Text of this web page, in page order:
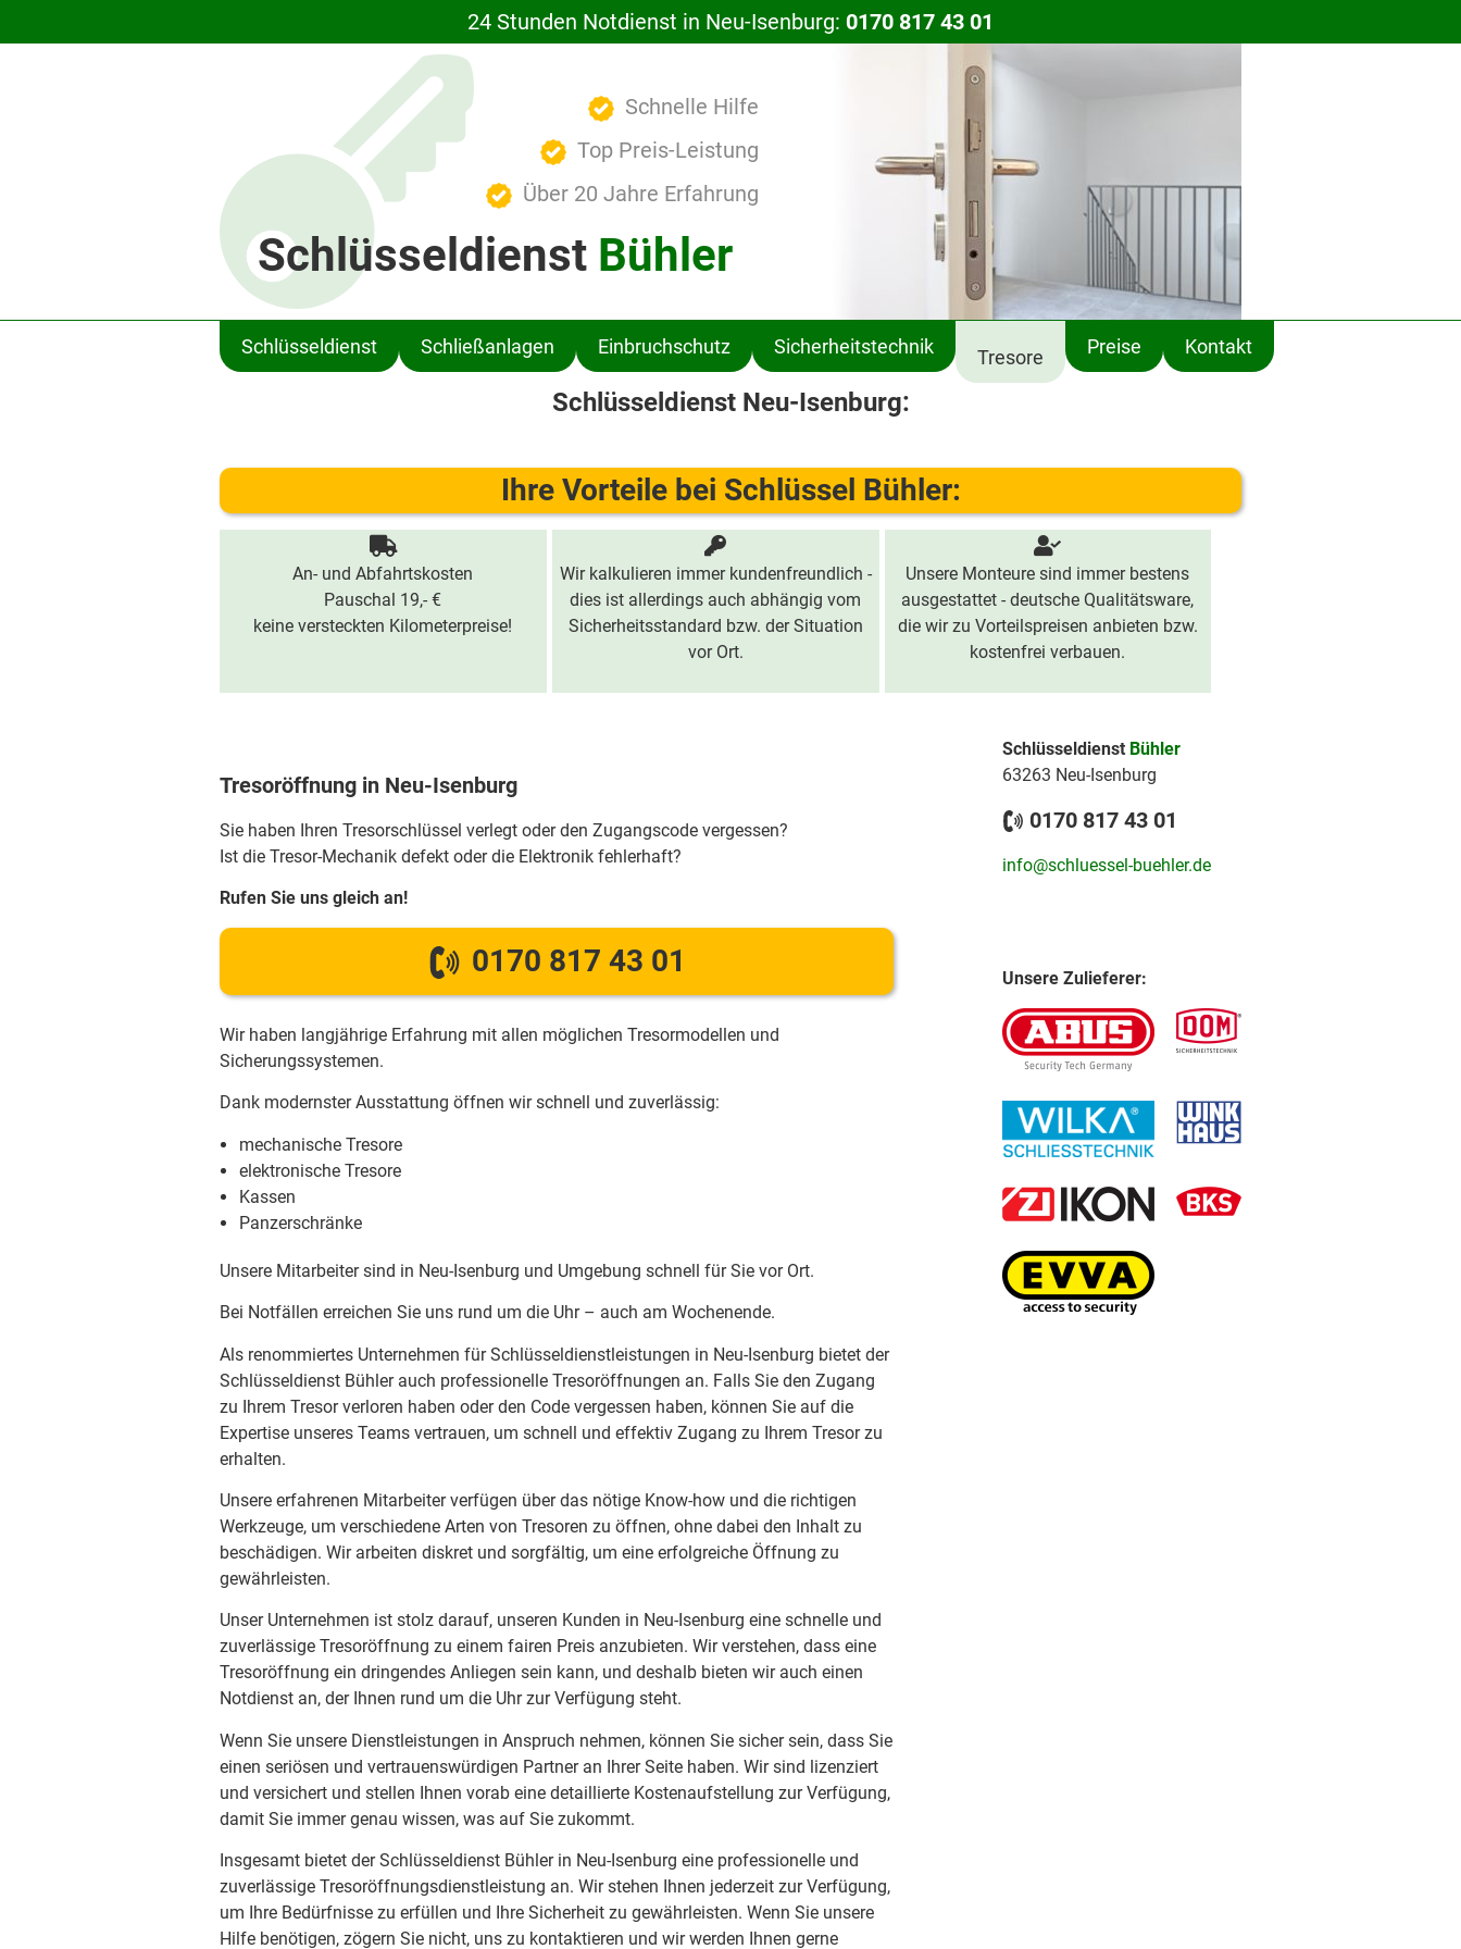
24 Stunden Notdienst in Neu-Isenburg: 0170 817 43 01
Schnelle Hilfe
Top Preis-Leistung
Über 20 Jahre Erfahrung
Schlüsseldienst Bühler
Schlüsseldienst Schließanlagen Einbruchschutz Sicherheitstechnik Tresore Preise Kontakt
Schlüsseldienst Neu-Isenburg:
Ihre Vorteile bei Schlüssel Bühler:
An- und Abfahrtskosten
Pauschal 19,- €
keine versteckten Kilometerpreise!
Wir kalkulieren immer kundenfreundlich -
dies ist allerdings auch abhängig vom
Sicherheitsstandard bzw. der Situation
vor Ort.
Unsere Monteure sind immer bestens
ausgestattet - deutsche Qualitätsware,
die wir zu Vorteilspreisen anbieten bzw.
kostenfrei verbauen.
Tresoröffnung in Neu-Isenburg
Sie haben Ihren Tresorschlüssel verlegt oder den Zugangscode vergessen?
Ist die Tresor-Mechanik defekt oder die Elektronik fehlerhaft?
Rufen Sie uns gleich an!
0170 817 43 01
Wir haben langjährige Erfahrung mit allen möglichen Tresormodellen und
Sicherungssystemen.
Dank modernster Ausstattung öffnen wir schnell und zuverlässig:
mechanische Tresore
elektronische Tresore
Kassen
Panzerschränke
Unsere Mitarbeiter sind in Neu-Isenburg und Umgebung schnell für Sie vor Ort.
Bei Notfällen erreichen Sie uns rund um die Uhr – auch am Wochenende.
Als renommiertes Unternehmen für Schlüsseldienstleistungen in Neu-Isenburg bietet der
Schlüsseldienst Bühler auch professionelle Tresoröffnungen an. Falls Sie den Zugang
zu Ihrem Tresor verloren haben oder den Code vergessen haben, können Sie auf die
Expertise unseres Teams vertrauen, um schnell und effektiv Zugang zu Ihrem Tresor zu
erhalten.
Unsere erfahrenen Mitarbeiter verfügen über das nötige Know-how und die richtigen
Werkzeuge, um verschiedene Arten von Tresoren zu öffnen, ohne dabei den Inhalt zu
beschädigen. Wir arbeiten diskret und sorgfältig, um eine erfolgreiche Öffnung zu
gewährleisten.
Unser Unternehmen ist stolz darauf, unseren Kunden in Neu-Isenburg eine schnelle und
zuverlässige Tresoröffnung zu einem fairen Preis anzubieten. Wir verstehen, dass eine
Tresoröffnung ein dringendes Anliegen sein kann, und deshalb bieten wir auch einen
Notdienst an, der Ihnen rund um die Uhr zur Verfügung steht.
Wenn Sie unsere Dienstleistungen in Anspruch nehmen, können Sie sicher sein, dass Sie
einen seriösen und vertrauenswürdigen Partner an Ihrer Seite haben. Wir sind lizenziert
und versichert und stellen Ihnen vorab eine detaillierte Kostenaufstellung zur Verfügung,
damit Sie immer genau wissen, was auf Sie zukommt.
Insgesamt bietet der Schlüsseldienst Bühler in Neu-Isenburg eine professionelle und
zuverlässige Tresoröffnungsdienstleistung an. Wir stehen Ihnen jederzeit zur Verfügung,
um Ihre Bedürfnisse zu erfüllen und Ihre Sicherheit zu gewährleisten. Wenn Sie unsere
Hilfe benötigen, zögern Sie nicht, uns zu kontaktieren und wir werden Ihnen gerne
Schlüsseldienst Bühler
63263 Neu-Isenburg
0170 817 43 01
info@schluessel-buehler.de
Unsere Zulieferer: